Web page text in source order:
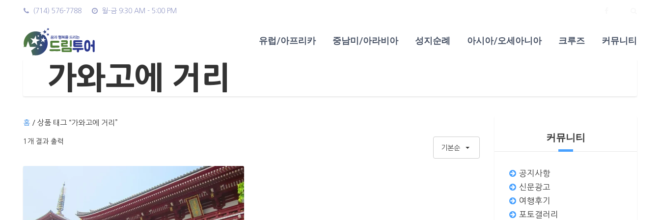
(714) 576-7788 월-금 9:30 AM - 5:00 PM
유럽/아프리카 중남미/아라비아 성지순례 아시아/오세아니아 크루즈 커뮤니티
가와고에 거리
홈 / 상품 태그 “가와고에 거리”
1개 결과 출력
기본순
커뮤니티
공지사항
신문광고
여행후기
포토갤러리